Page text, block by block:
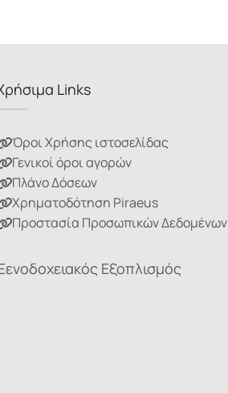
Links
Όροι Χρήσης ιστοσελίδας
Γενικοί όροι αγορών
Πλάνο Δόσεων
Χρηματοδότηση Piraeus
Προστασία Προσωπικών Δεδομένων
Εξοπλισμός